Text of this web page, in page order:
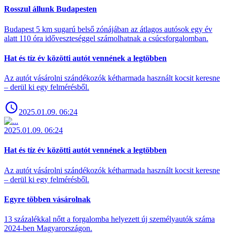
Rosszul állunk Budapesten
Budapest 5 km sugarú belső zónájában az átlagos autósok egy év
alatt 110 óra időveszteséggel számolhatnak a csúcsforgalomban.
Hat és tíz év közötti autót vennének a legtöbben
Az autót vásárolni szándékozók kétharmada használt kocsit keresne
– derül ki egy felmérésből.
2025.01.09. 06:24
2025.01.09. 06:24
Hat és tíz év közötti autót vennének a legtöbben
Az autót vásárolni szándékozók kétharmada használt kocsit keresne
– derül ki egy felmérésből.
Egyre többen vásárolnak
13 százalékkal nőtt a forgalomba helyezett új személyautók száma
2024-ben Magyarországon.